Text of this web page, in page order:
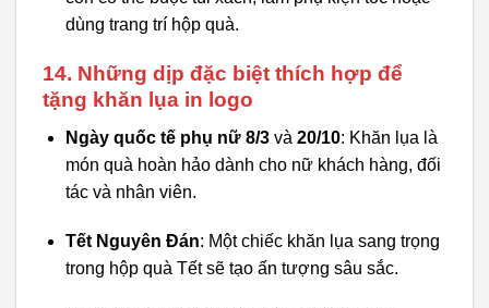
dùng trang trí hộp quà.
14. Những dịp đặc biệt thích hợp để
tặng khăn lụa in logo
Ngày quốc tế phụ nữ 8/3và 20/10: Khăn lụa là
món quà hoàn hảo dành cho nữ khách hàng, đối
tác và nhân viên.
Tết Nguyên Đán: Một chiếc khăn lụa sang trọng
trong hộp quà Tết sẽ tạo ấn tượng sâu sắc.